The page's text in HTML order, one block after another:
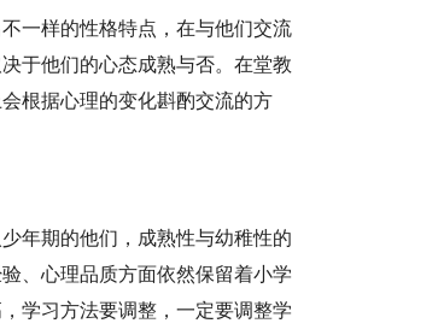
一样的性格特点，在与他们交流
于他们的心态成熟与否。在堂教
根据心理的变化斟酌交流的方
年期的他们，成熟性与幼稚性的
、心理品质方面依然保留着小学
学习方法要调整，一定要调整学